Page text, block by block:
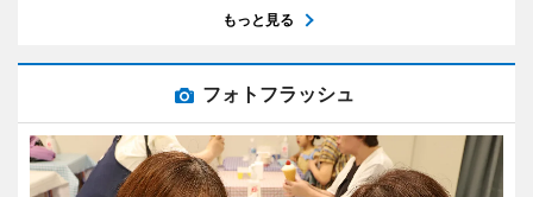
もっと見る
フォトフラッシュ